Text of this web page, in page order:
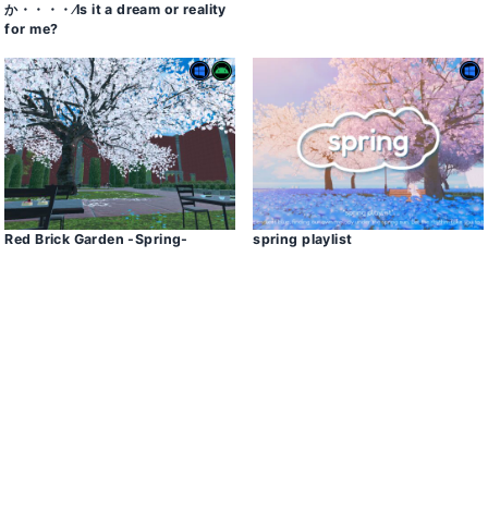
か・・・・⁄Is it a dream or reality
for me?
Red Brick Garden -Spring- spring playlist